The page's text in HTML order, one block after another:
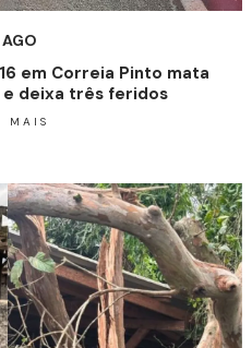
em Correia Pinto mata
e deixa três feridos
MAIS